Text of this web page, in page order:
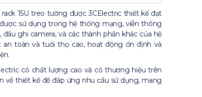
15U treo tường được 3CElectric thiết kế đạt
sử dụng trong hệ thống mạng, viễn thông
ghi camera, và các thành phần khác của hệ
toàn và tuổi thọ cao, hoạt động ổn định và
có chất lượng cao và có thương hiệu trên
thiết kế để đáp ứng nhu cầu sử dụng, mang